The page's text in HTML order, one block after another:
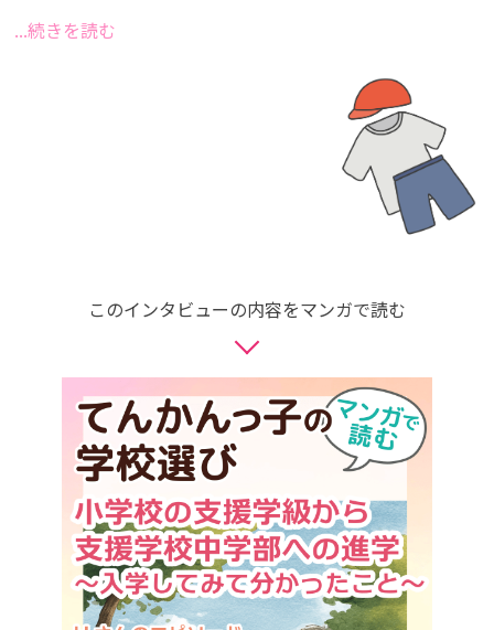
...続きを読む
このインタビューの内容をマンガで読む